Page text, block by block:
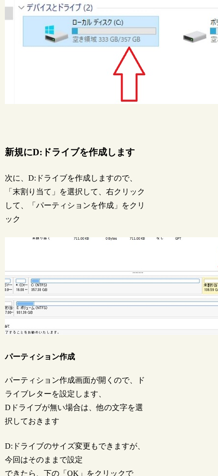
新規にD:ドライブを作成します
次に、D:ドライブを作成しますので、
「末割り当て」を選択して、右クリック
して、「パーティションを作成」をクリ
ック
パーティション作成
パーティション作成画面が開くので、ド
ライブレターを設定します、
Dドライブが無い場合は、他の文字を選
択しておきます
D:ドライブのサイズ変更もできますが、
今回はそのままで設定
できたら、下の「OK」をクリックで